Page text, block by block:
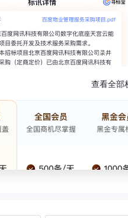
查看全部